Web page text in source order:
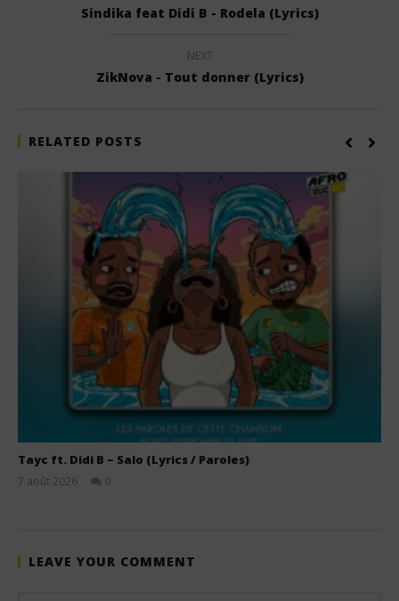
Sindika feat Didi B - Rodela (Lyrics)
NEXT
ZikNova - Tout donner (Lyrics)
RELATED POSTS
Tayc ft. Didi B – Salo (Lyrics / Paroles)
7 août 2026
0
LEAVE YOUR COMMENT